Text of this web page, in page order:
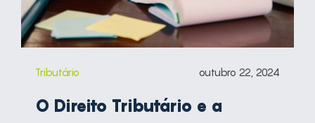
Tributário outubro 22, 2024
O Direito Tributário e a